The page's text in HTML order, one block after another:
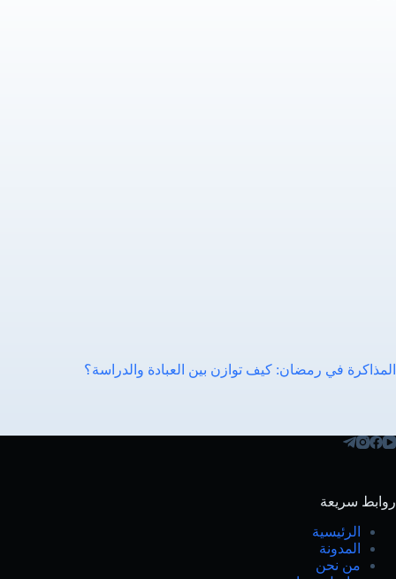
المذاكرة في رمضان: كيف توازن بين العبادة والدراسة؟
روابط سريعة
الرئيسية
المدونة
من نحن